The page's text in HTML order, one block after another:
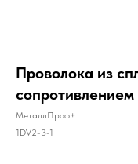
Проволока из
МеталлПроф+
1DV2-3-1